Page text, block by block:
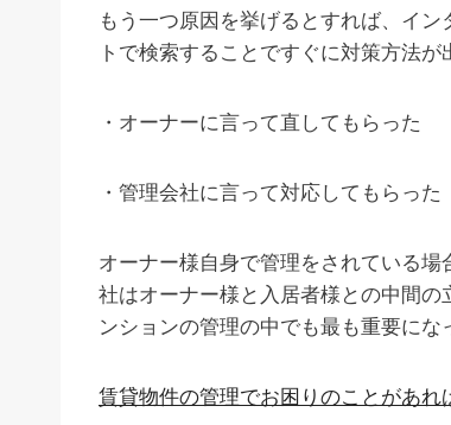
もう一つ原因を挙げるとすれば、イ
トで検索することですぐに対策方法
・オーナーに言って直してもらった
・管理会社に言って対応してもらっ
オーナー様自身で管理をされている
社はオーナー様と入居者様との中間
ンションの管理の中でも最も重要にな
賃貸物件の管理でお困りのことがあれ